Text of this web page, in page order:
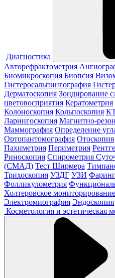
Диагностика
Авторефрактометрия
Биомикроскопия Биопсия
Гистеросальпингография
Дерматоскопия Зондирование
цветовосприятия Кератометрия
Колоноскопия Кольпоскопия
Ларингоскопия Магнитно-
Маммография Определение
Ортопантомография Отоскопия
Пахиметрия Периметрия
Риноскопия Спирометрия
(СМАД) Тест Ширмера
Трихоскопия УЗДГ УЗИ
Фолликулометрия
Холтеровское мониторирование
Электромиография Эндоскопия
Косметология и эстетическая